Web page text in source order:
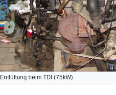
Entlüftung beim TDI (75kW)